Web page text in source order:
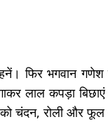
फिर भगवान
लाल कपड़ा
चंदन, रोली और फूल